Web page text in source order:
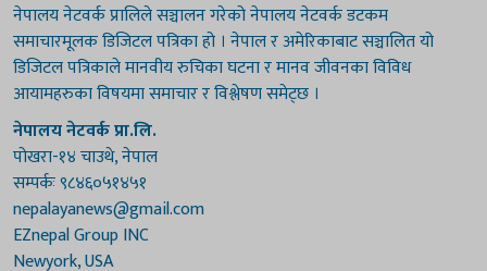
नेपालय नेटवर्क प्रालिले सञ्चालन गरेको नेपालय नेटवर्क डटकम
समाचारमूलक डिजिटल पत्रिका हो । नेपाल र अमेरिकाबाट सञ्चालित यो
डिजिटल पत्रिकाले मानवीय रुचिका घटना र मानव जीवनका विविध
आयामहरुका विषयमा समाचार र विश्लेषण समेट्छ ।
नेपालय नेटवर्क प्रा.लि.
पोखरा-१४ चाउथे, नेपाल
सम्पर्कः ९८४६०५१४५१
nepalayanews@gmail.com
EZnepal Group INC
Newyork, USA